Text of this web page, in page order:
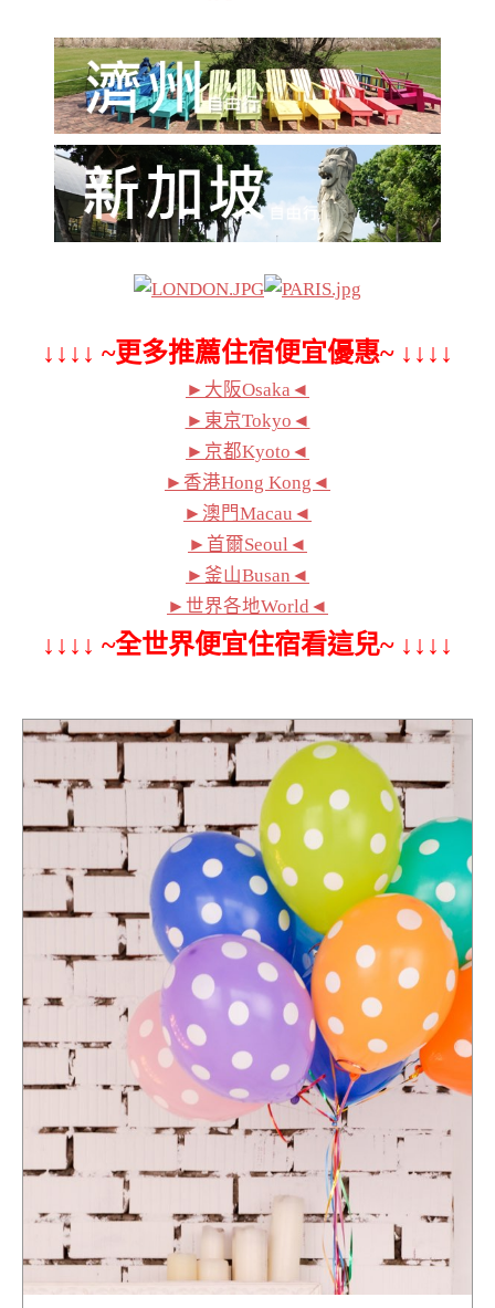
↓↓↓↓ ~更多推薦住宿便宜優惠~ ↓↓↓↓
►大阪Osaka◄
►東京Tokyo◄
►京都Kyoto◄
►香港Hong Kong◄
►澳門Macau◄
►首爾Seoul◄
►釜山Busan◄
►世界各地World◄
↓↓↓↓ ~全世界便宜住宿看這兒~ ↓↓↓↓